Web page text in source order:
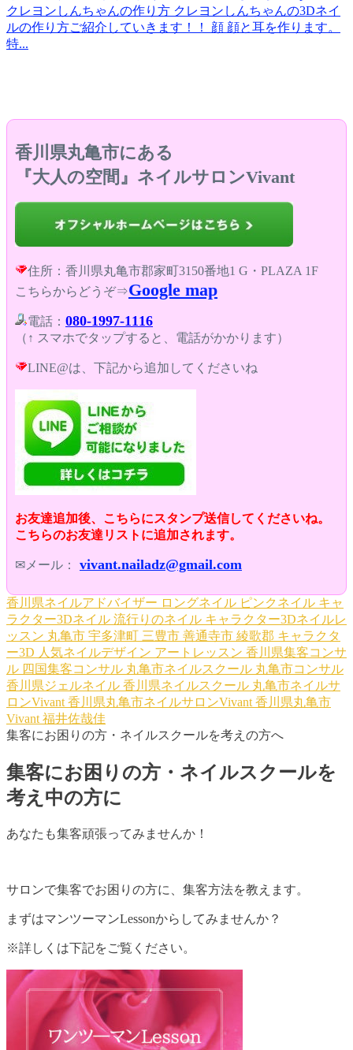
クレヨンしんちゃんの作り方 クレヨンしんちゃんの3Dネイ
ルの作り方ご紹介していきます！！ 顔 顔と耳を作ります。
特...
香川県丸亀市にある
『大人の空間』ネイルサロンVivant
住所：香川県丸亀市郡家町3150番地1 G・PLAZA 1F
こちらからどうぞ⇒Google map
電話： 080-1997-1116
（↑ スマホでタップすると、電話がかかります）
LINE@は、下記から追加してくださいね
お友達追加後、こちらにスタンプ送信してくださいね。
こちらのお友達リストに追加されます。
✉メール： vivant.nailadz@gmail.com
香川県ネイルアドバイザー ロングネイル ピンクネイル キャ
ラクター3Dネイル 流行りのネイル キャラクター3Dネイルレ
ッスン 丸亀市 宇多津町 三豊市 善通寺市 綾歌郡 キャラクタ
ー3D 人気ネイルデザイン アートレッスン 香川県集客コンサ
ル 四国集客コンサル 丸亀市ネイルスクール 丸亀市コンサル
香川県ジェルネイル 香川県ネイルスクール 丸亀市ネイルサ
ロンVivant 香川県丸亀市ネイルサロンVivant 香川県丸亀市
Vivant 福井佐哉佳
集客にお困りの方・ネイルスクールを考えの方へ
集客にお困りの方・ネイルスクールを
考え中の方に
あなたも集客頑張ってみませんか！
サロンで集客でお困りの方に、集客方法を教えます。
まずはマンツーマンLessonからしてみませんか？
※詳しくは下記をご覧ください。